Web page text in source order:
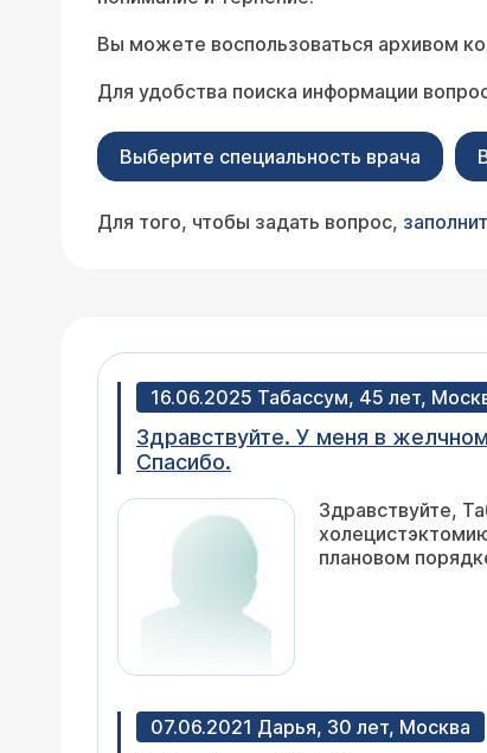
Вы можете воспользоваться архивом
Для удобства поиска информации
Выберите специальность врача
Для того, чтобы задать вопрос,
16.06.2025 Табассум, 45 лет,
Здравствуйте. У меня в
Спасибо.
Здравствуйте,
плановом
07.06.2021 Дарья, 30 лет, Москва